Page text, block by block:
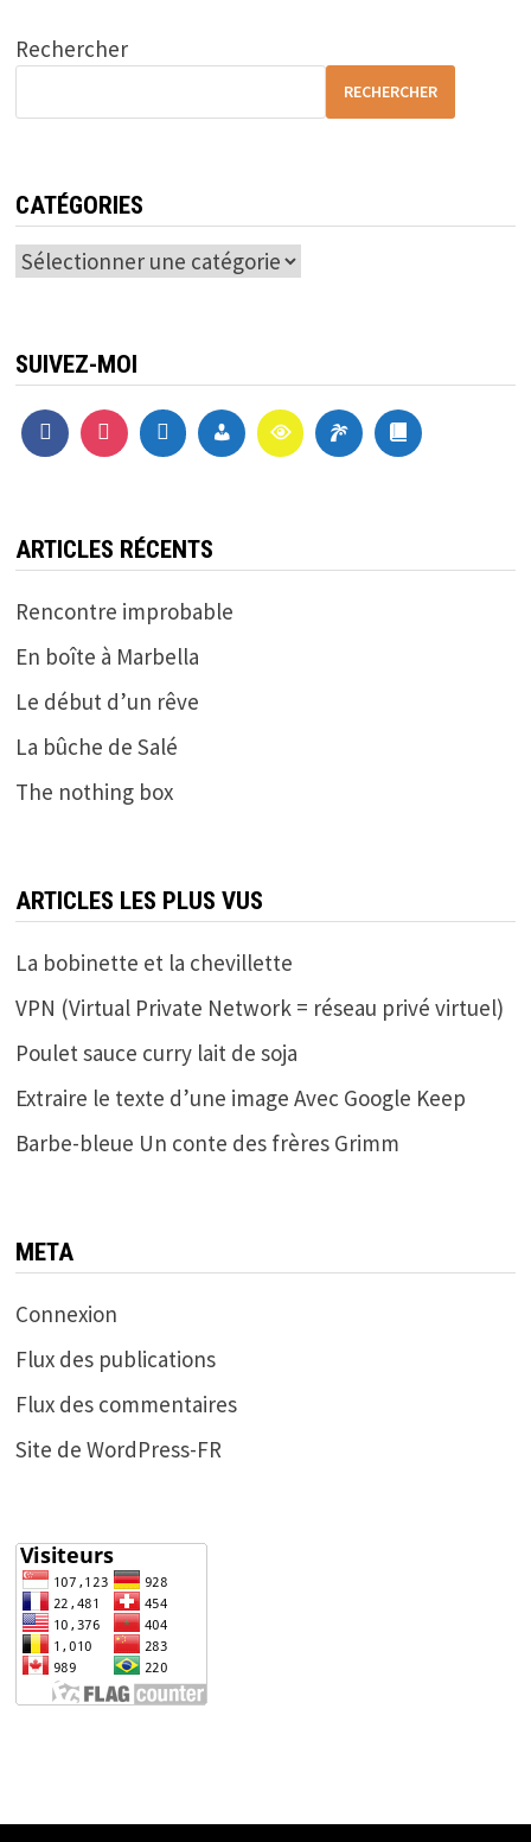
Rechercher
RECHERCHER
CATÉGORIES
Catégories
SUIVEZ-MOI
ARTICLES RÉCENTS
Rencontre improbable
En boîte à Marbella
Le début d’un rêve
La bûche de Salé
The nothing box
ARTICLES LES PLUS VUS
La bobinette et la chevillette
VPN (Virtual Private Network = réseau privé virtuel)
Poulet sauce curry lait de soja
Extraire le texte d’une image Avec Google Keep
Barbe-bleue Un conte des frères Grimm
META
Connexion
Flux des publications
Flux des commentaires
Site de WordPress-FR